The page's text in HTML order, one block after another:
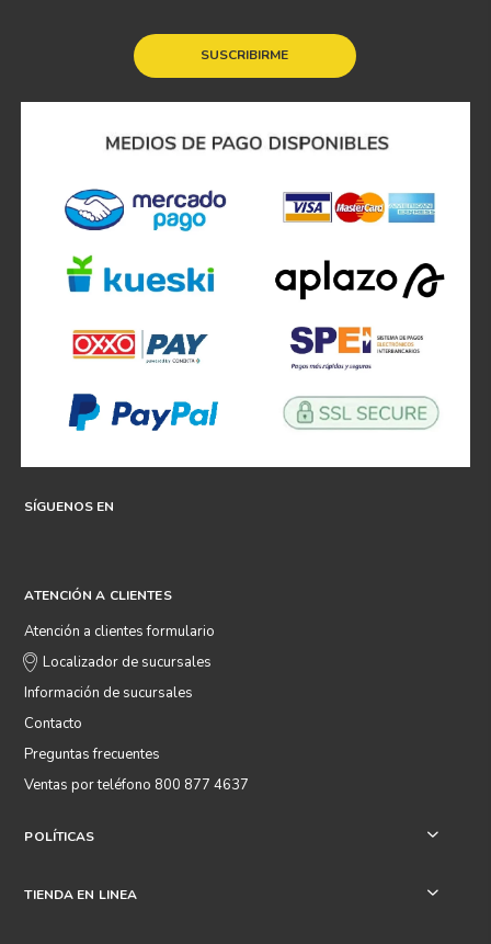
SUSCRIBIRME
SÍGUENOS EN
ATENCIÓN A CLIENTES
Atención a clientes formulario
Localizador de sucursales
Información de sucursales
Contacto
Preguntas frecuentes
Ventas por teléfono 800 877 4637
POLÍTICAS +
TIENDA EN LINEA +